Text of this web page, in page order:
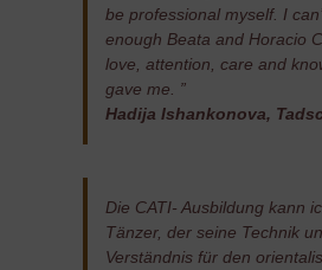
be professional myself. I
enough Beata and Horacio
love, attention, care and
gave me. ”
Hadija Ishankonova,
Die CATI- Ausbildung kann
Tänzer, der seine Technik
Verständnis für den